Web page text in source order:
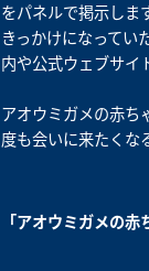
をパネルで掲示しま
きっかけになってい
内や公式ウェブサイ
アオウミガメの赤ち
度も会いに来たくな
「アオウミガメの